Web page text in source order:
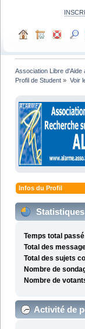
Association Libre d'Aide
Profil de Student » Voir
Infos du Profil
Temps total
Total des
Total des sujets
Nombre de
Nombre de
Activité de